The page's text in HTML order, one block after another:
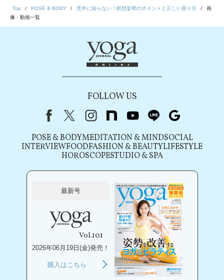
Top POSE & BODY 意外に知らない！瞑想姿勢のポイントと正しい座り方
画
像・動画一覧
FOLLOW US
FacebookX（旧Twitter）
instagram
note youtubeline
POSE & BODYMEDITATION & MINDSOCIAL
INTERVIEWFOODFASHION & BEAUTYLIFESTYLE
HOROSCOPESTUDIO & SPA
最新号
Vol.101
2026年06月19日(金)発売！
購入はこちら